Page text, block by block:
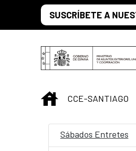
Saltar al contenido principal
SUSCRÍBETE A
INICIO
CCE-SANTIAGO
Sábados Entretes